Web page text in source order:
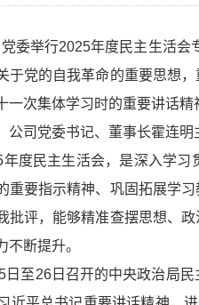
委举行2025年度民主生活
于党的自我革命的重要思想
一次集体学习时的重要讲话
司党委书记、董事长霍连明
度民主生活会，是深入学
重要指示精神、巩固拓展学
批评，能够精准查摆思想、
断提升。
至26日召开的中央政治局